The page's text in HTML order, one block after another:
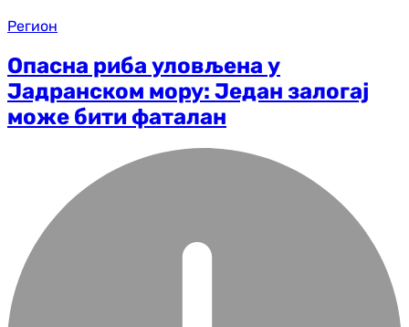
Регион
Опасна риба уловљена у
Јадранском мору: Један залогај
може бити фаталан